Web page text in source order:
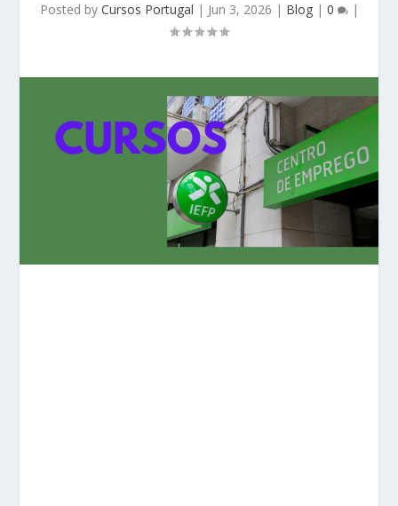
Posted by Cursos Portugal | Jun 3, 2026 | Blog| 0 |